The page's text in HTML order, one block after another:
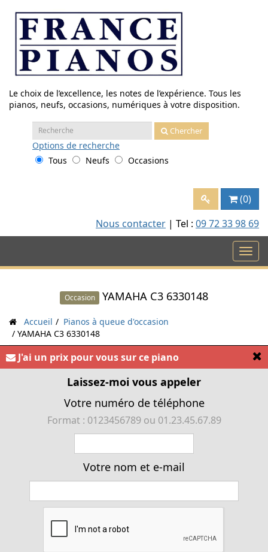
contenu
Le choix de l’excellence, les notes de l’expérience. Tous les
pianos, neufs, occasions, numériques à votre disposition.
Recherche
:
Chercher
Options de recherche
Tous
Neufs Occasions
(0)
Nous contacter | Tel : 09 72 33 98 69
Occasion YAMAHA C3 6330148
Accueil
Pianos à queue d'occasion
YAMAHA C3 6330148
« Piano à queue YAMAHA C3 d'occasion noir brillant »
J'ai un prix pour vous sur ce piano
Laissez-moi vous appeler
Votre numéro de téléphone
Format : 0123456789 ou 01.23.45.67.89
Votre nom et e-mail